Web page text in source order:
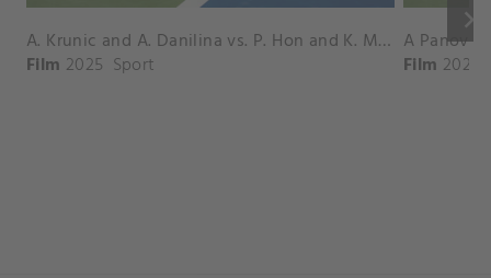
keyboard_arrow_right
A. Krunic and A. Danilina vs. P. Hon and K. Muchova Match Highlights - BEIJING_Capital Group Diamond ( October 02, 2025)
Film 2025 Sport Film 2026